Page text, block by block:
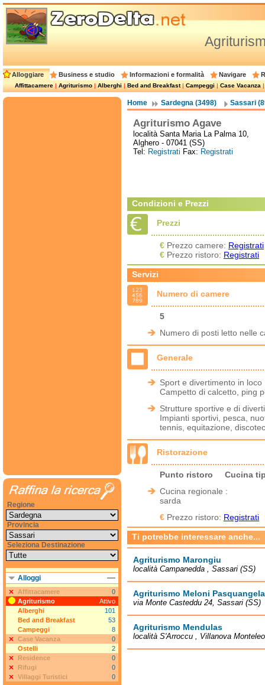
Alloggiare Business e studio Informazioni e formalità Navigare
Affittacamere|Agriturismo|Alberghi|Bed and Breakfast|Campeggi|Case Vacanza
Home Sardegna (3498) Sassari
Agriturismo Agave
località Santa Maria La Palma 10,
Alghero - 07041 (SS)
Tel: Registrati Fax: Registrati
Condizioni e Prezzi
Prezzi
€ Prezzo camere: Registrati
€ Prezzo ristoro: Registrati
Servizi
Numero di camere
5
Numero di posti letto nelle
Generale
Sport e divertimento in loco
Campetto di calcetto, ping
Strutture sportive e di
Impianti sportivi, pesca,
tennis, equitazione,
Ristorazione
Punto ristoro
Cucina
Cucina regionale :
sarda
€ Prezzo ristoro: Registrati
Ti potrebbe interessare anche...
Agriturismo Marongiu
località Campanedda , Sassari (SS)
Agriturismo Meloni Pasquangela
via Monte Casteddu 24, Sassari (SS)
Agriturismo Mendulas
località S'Arroccu , Villanova
Regione
Provincia
Seleziona Destinazione
Alloggi
Affittacamere
0
Agriturismo
Attivo
Alberghi
101
Bed and Breakfast
53
Campeggi
8
Case Vacanza
0
Ostelli
2
Residence
0
Rifugi
0
Villaggi Turistici
0